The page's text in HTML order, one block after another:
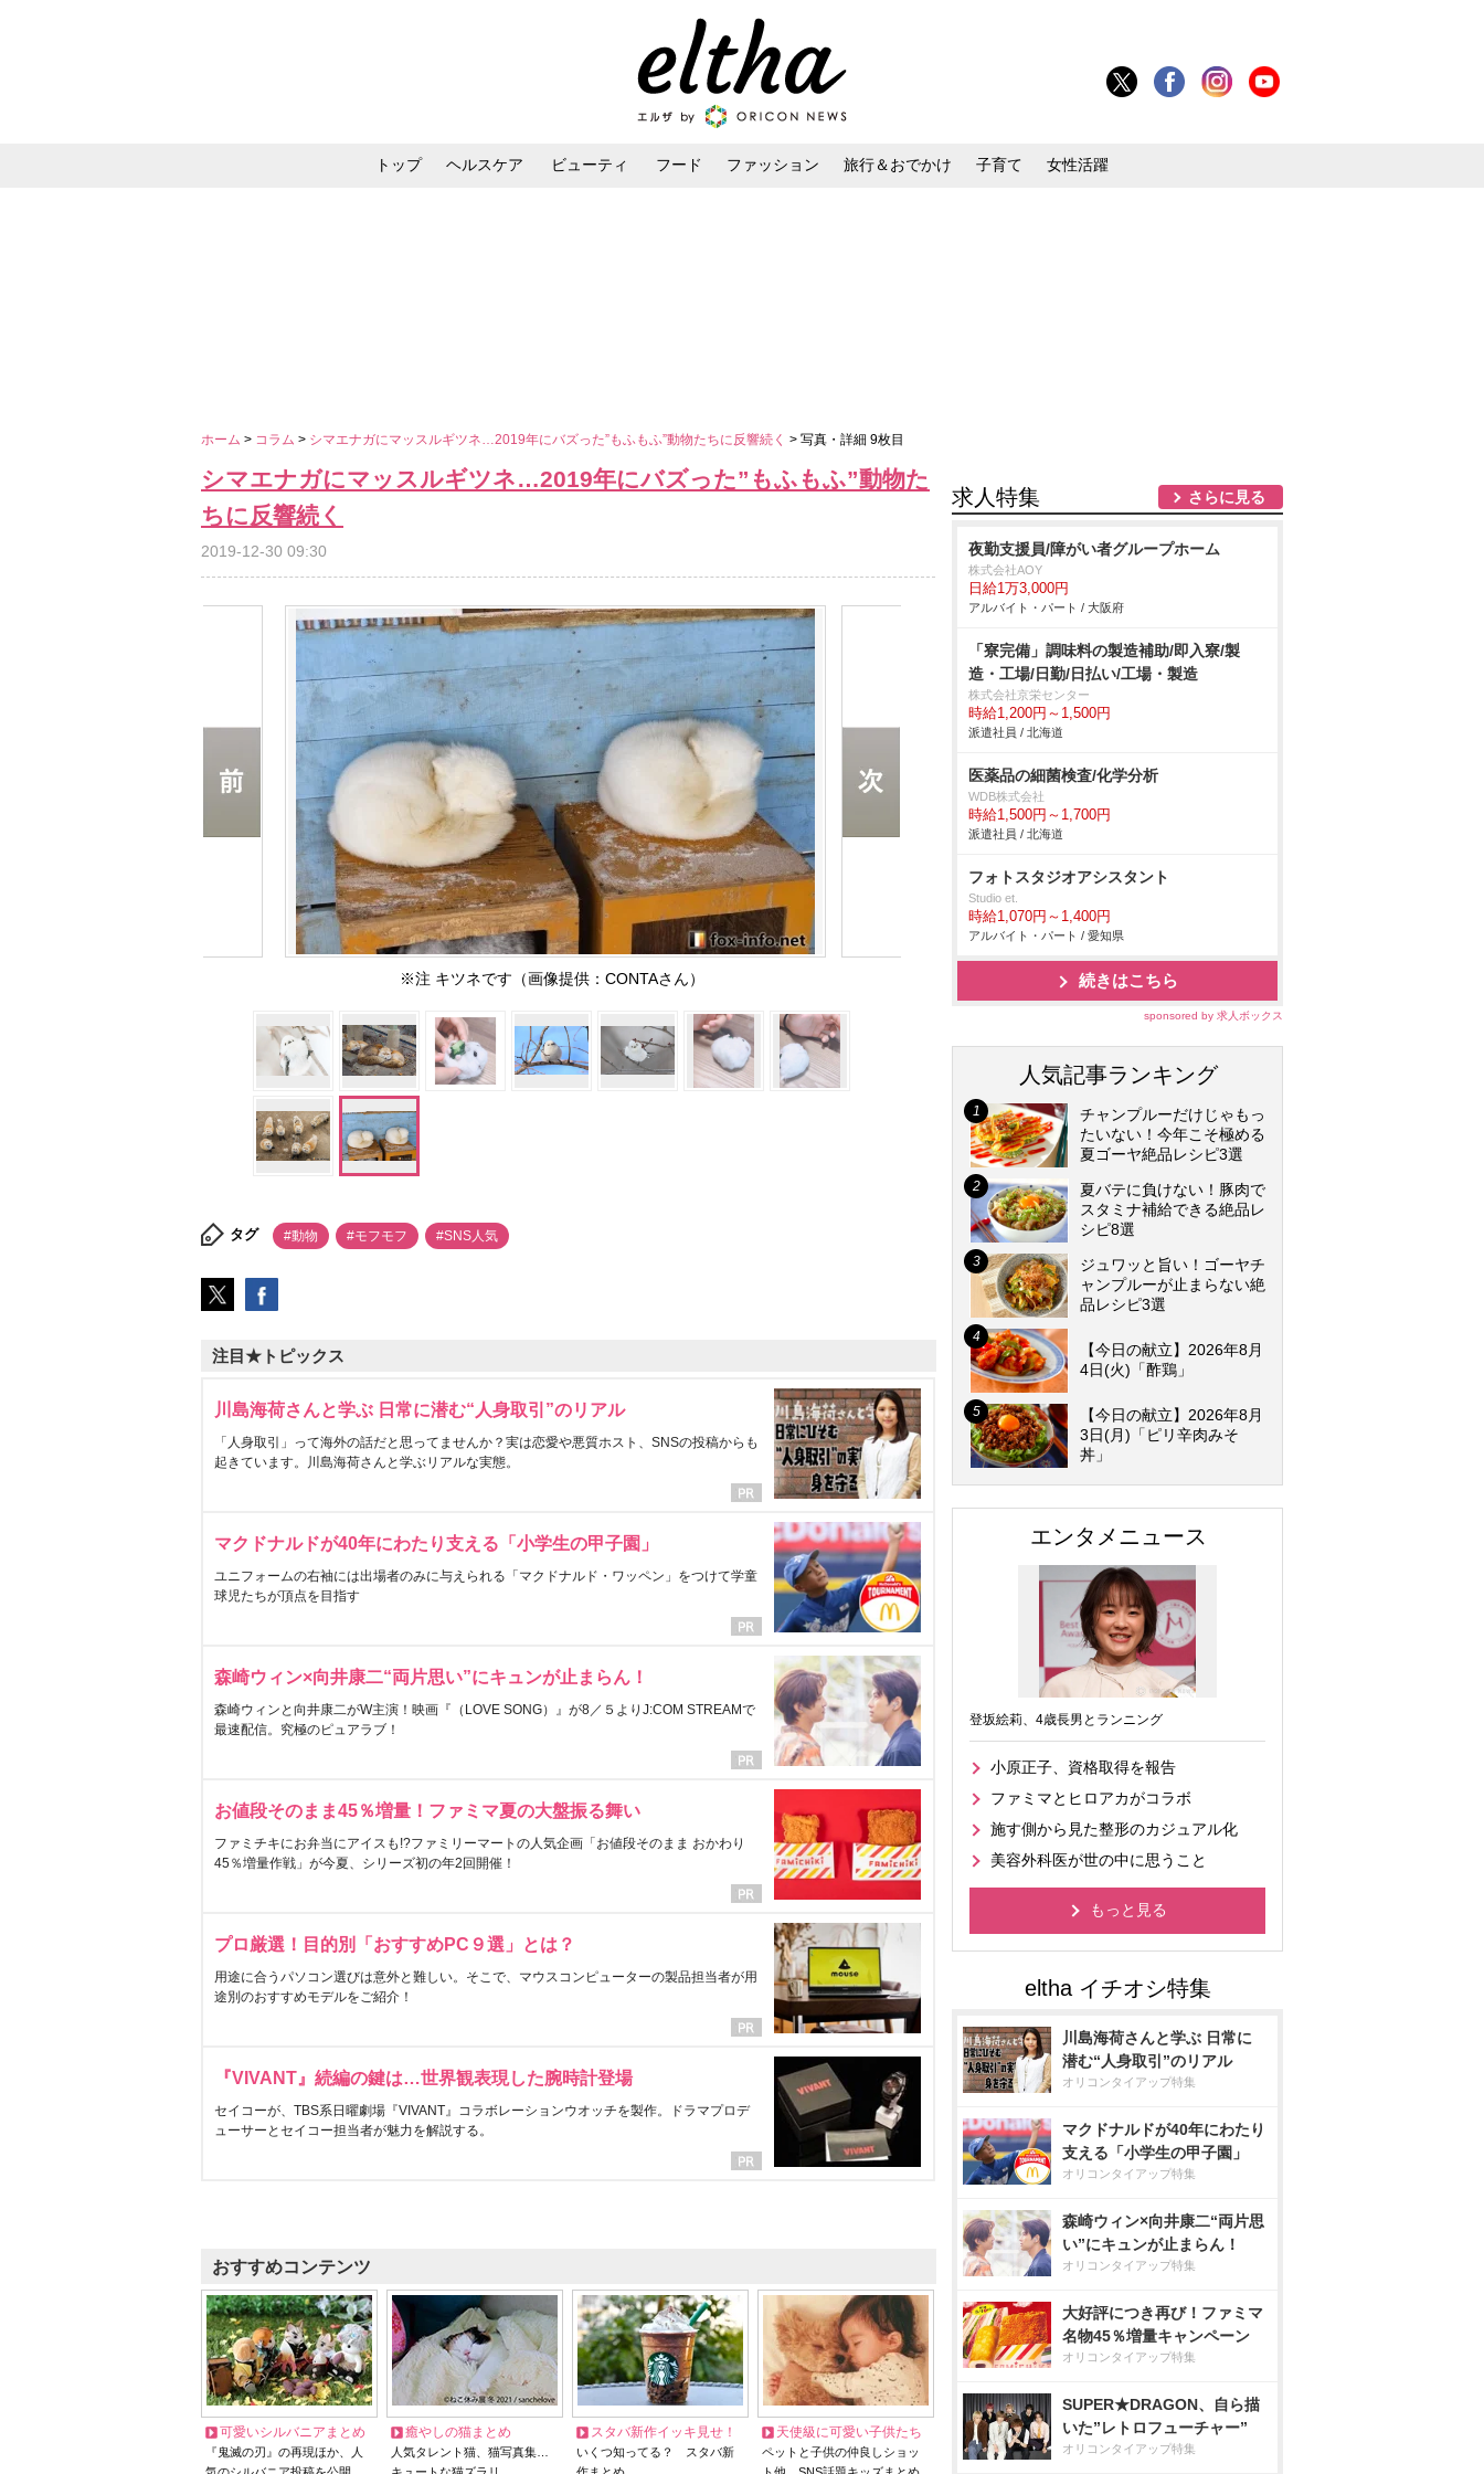
トップ ヘルスケア ビューティ フード ファッション 旅行＆おでかけ 子育て 女性活躍
ホーム > コラム > シマエナガにマッスルギツネ…2019年にバズった”もふもふ”動物たちに反響続く > 写真・詳細 9枚目
シマエナガにマッスルギツネ…2019年にバズった”もふもふ”動物た
ちに反響続く
2019-12-30 09:30
※注 キツネです（画像提供：CONTAさん）
タグ #動物 #モフモフ #SNS人気
注目★トピックス
川島海荷さんと学ぶ 日常に潜む“人身取引”のリアル
「人身取引」って海外の話だと思ってませんか？実は恋愛や悪質ホスト、SNSの投稿からも
起きています。川島海荷さんと学ぶリアルな実態。
マクドナルドが40年にわたり支える「小学生の甲子園」
ユニフォームの右袖には出場者のみに与えられる「マクドナルド・ワッペン」をつけて学童
球児たちが頂点を目指す
森崎ウィン×向井康二“両片思い”にキュンが止まらん！
森崎ウィンと向井康二がW主演！映画『（LOVE SONG）』が8／５よりJ:COM STREAMで
最速配信。究極のピュアラブ！
お値段そのまま45％増量！ファミマ夏の大盤振る舞い
ファミチキにお弁当にアイスも!?ファミリーマートの人気企画「お値段そのまま おかわり
45％増量作戦」が今夏、シリーズ初の年2回開催！
プロ厳選！目的別「おすすめPC９選」とは？
用途に合うパソコン選びは意外と難しい。そこで、マウスコンピューターの製品担当者が用
途別のおすすめモデルをご紹介！
『VIVANT』続編の鍵は…世界観表現した腕時計登場
セイコーが、TBS系日曜劇場『VIVANT』コラボレーションウオッチを製作。ドラマプロデ
ューサーとセイコー担当者が魅力を解説する。
おすすめコンテンツ
可愛いシルバニアまとめ
『鬼滅の刃』の再現ほか、人
癒やしの猫まとめ
人気タレント猫、猫写真集…
スタバ新作イッキ見せ！
いくつ知ってる？ スタバ新
天使級に可愛い子供たち
ペットと子供の仲良しショッ
求人特集 さらに見る
夜勤支援員/障がい者グループホーム
株式会社AOY
日給1万3,000円
アルバイト・パート / 大阪府
「寮完備」調味料の製造補助/即入寮/製
造・工場/日勤/日払い/工場・製造
株式会社京栄センター
時給1,200円～1,500円
派遣社員 / 北海道
医薬品の細菌検査/化学分析
WDB株式会社
時給1,500円～1,700円
派遣社員 / 北海道
フォトスタジオアシスタント
Studio et.
時給1,070円～1,400円
アルバイト・パート / 愛知県
続きはこちら
sponsored by 求人ボックス
人気記事ランキング
チャンプルーだけじゃもっ
たいない！今年こそ極める
夏ゴーヤ絶品レシピ3選
夏バテに負けない！豚肉で
スタミナ補給できる絶品レ
シピ8選
ジュワッと旨い！ゴーヤチ
ャンプルーが止まらない絶
品レシピ3選
【今日の献立】2026年8月
4日(火)「酢鶏」
【今日の献立】2026年8月
3日(月)「ピリ辛肉みそ
丼」
エンタメニュース
登坂絵莉、4歳長男とランニング
小原正子、資格取得を報告
ファミマとヒロアカがコラボ
施す側から見た整形のカジュアル化
美容外科医が世の中に思うこと
もっと見る
川島海荷さんと学ぶ 日常に
潜む“人身取引”のリアル
オリコンタイアップ特集
マクドナルドが40年にわたり
支える「小学生の甲子園」
オリコンタイアップ特集
森崎ウィン×向井康二“両片思
い”にキュンが止まらん！
オリコンタイアップ特集
大好評につき再び！ファミマ
名物45％増量キャンペーン
オリコンタイアップ特集
SUPER★DRAGON、自ら描
いた”レトロフューチャー”
オリコンタイアップ特集